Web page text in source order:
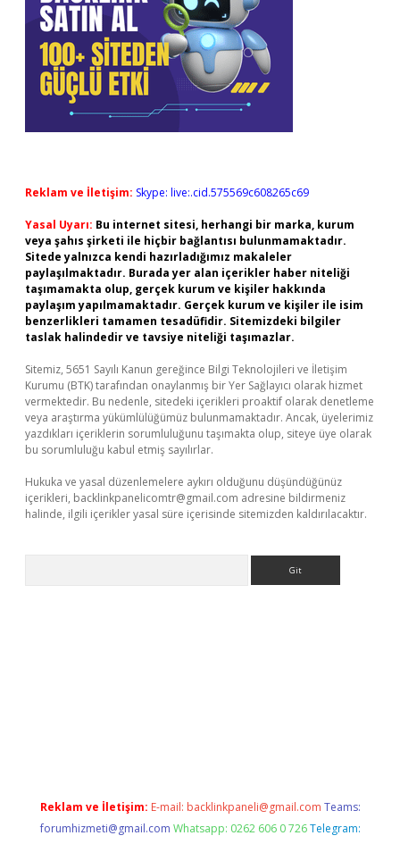
Reklam ve İletişim: Skype: live:.cid.575569c608265c69
Yasal Uyarı: Bu internet sitesi, herhangi bir marka, kurum
veya şahıs şirketi ile hiçbir bağlantısı bulunmamaktadır.
Sitede yalnızca kendi hazırladığımız makaleler
paylaşılmaktadır. Burada yer alan içerikler haber niteliği
taşımamakta olup, gerçek kurum ve kişiler hakkında
paylaşım yapılmamaktadır. Gerçek kurum ve kişiler ile isim
benzerlikleri tamamen tesadüfidir. Sitemizdeki bilgiler
taslak halindedir ve tavsiye niteliği taşımazlar.
Sitemiz, 5651 Sayılı Kanun gereğince Bilgi Teknolojileri ve İletişim
Kurumu (BTK) tarafından onaylanmış bir Yer Sağlayıcı olarak hizmet
vermektedir. Bu nedenle, sitedeki içerikleri proaktif olarak denetleme
veya araştırma yükümlülüğümüz bulunmamaktadır. Ancak, üyelerimiz
yazdıkları içeriklerin sorumluluğunu taşımakta olup, siteye üye olarak
bu sorumluluğu kabul etmiş sayılırlar.
Hukuka ve yasal düzenlemelere aykırı olduğunu düşündüğünüz
içerikleri, backlinkpanelicomtr@gmail.com adresine bildirmeniz
halinde, ilgili içerikler yasal süre içerisinde sitemizden kaldırılacaktır.
Reklam ve İletişim: E-mail: backlinkpaneli@gmail.com Teams:
forumhizmeti@gmail.com Whatsapp: 0262 606 0 726 Telegram: